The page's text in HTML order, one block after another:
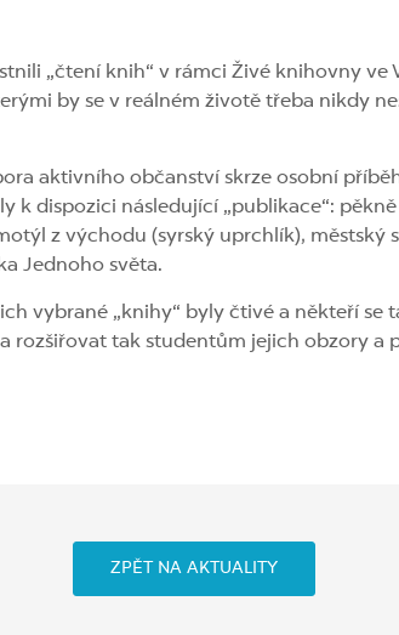
„čtení knih“ v rámci Živé knihovny ve
by se v reálném životě třeba nikdy
aktivního občanství skrze osobní
k dispozici následující „publikace“:
z východu (syrský uprchlík),
Jednoho světa.
vybrané „knihy“ byly čtivé a někteří se
rozšiřovat tak studentům jejich obzory
ZPĚT NA AKTUALITY